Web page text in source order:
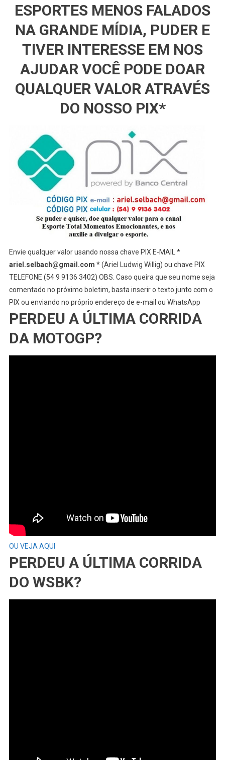
ESPORTES MENOS FALADOS
NA GRANDE MÍDIA, PUDER E
TIVER INTERESSE EM NOS
AJUDAR VOCÊ PODE DOAR
QUALQUER VALOR ATRAVÉS
DO NOSSO PIX*
Envie qualquer valor usando nossa chave PIX E-MAIL *
ariel.selbach@gmail.com * (Ariel Ludwig Willig) ou chave PIX
TELEFONE (54 9 9136 3402) OBS. Caso queira que seu nome seja
comentado no próximo boletim, basta inserir o texto junto com o
PIX ou enviando no próprio endereço de e-mail ou WhatsApp
PERDEU A ÚLTIMA CORRIDA
DA MOTOGP?
OU VEJA AQUI
PERDEU A ÚLTIMA CORRIDA
DO WSBK?